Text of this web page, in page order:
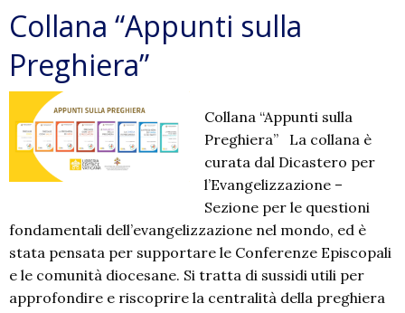
Collana “Appunti sulla
Preghiera”
Collana “Appunti sulla
Preghiera” La collana è
curata dal Dicastero per
l’Evangelizzazione –
Sezione per le questioni
fondamentali dell’evangelizzazione nel mondo, ed è
stata pensata per supportare le Conferenze Episcopali
e le comunità diocesane. Si tratta di sussidi utili per
approfondire e riscoprire la centralità della preghiera